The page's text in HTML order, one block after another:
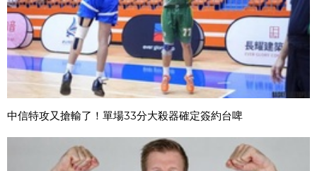
中信特攻又搶輸了！單場33分大殺器確定簽約台啤